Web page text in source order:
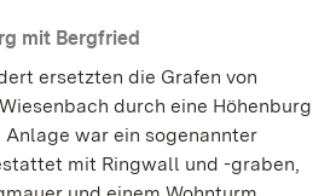
mit Bergfried
ersetzten die Grafen von
durch eine Höhenburg
war ein sogenannter
mit Ringwall und -graben,